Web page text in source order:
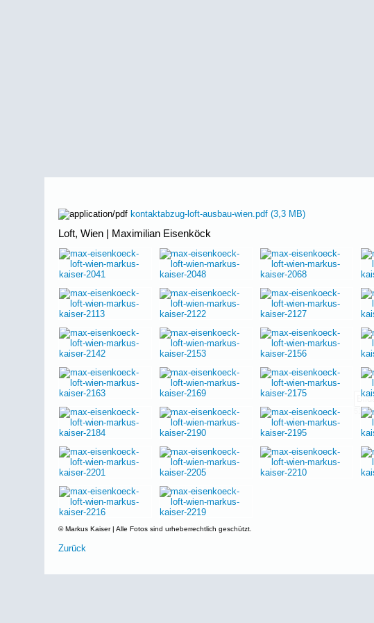
515
kontaktabzug-loft-ausbau-wien.pdf (3,3 MB)
Loft, Wien | Maximilian Eisenköck
© Markus Kaiser | Alle Fotos sind urheberrechtlich geschützt.
Zurück